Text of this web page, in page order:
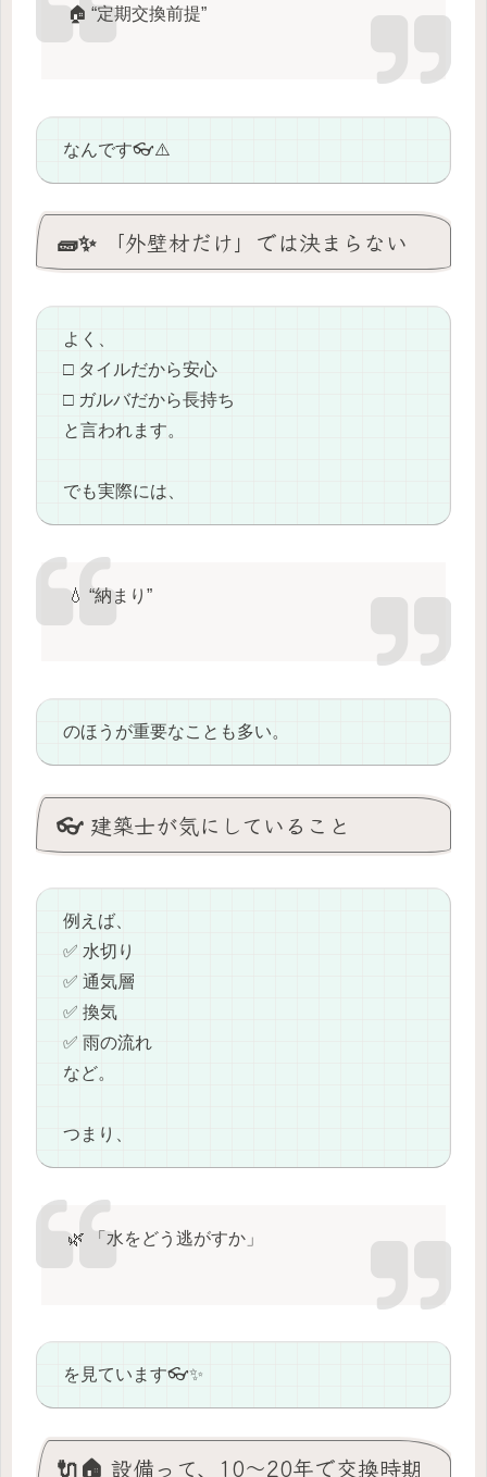
🏠 “定期交換前提”
なんです👓⚠️
🧱✨ 「外壁材だけ」では決まらない
よく、
□ タイルだから安心
□ ガルバだから長持ち
と言われます。
でも実際には、
💧 “納まり”
のほうが重要なことも多い。
👓 建築士が気にしていること
例えば、
✅ 水切り
✅ 通気層
✅ 換気
✅ 雨の流れ
など。
つまり、
🌿 「水をどう逃がすか」
を見ています👓✨
🔌🏠 設備って、10〜20年で交換時期